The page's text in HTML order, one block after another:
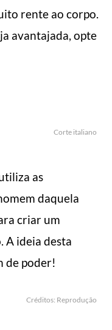
rente ao corpo.
avantajada, opte
Corte italiano
as
daquela
criar um
ideia desta
de poder!
Créditos: Reprodução